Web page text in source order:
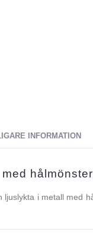
INFORMATION
ljuslykta i metall med